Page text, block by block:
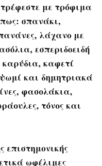
με τρόφιμα
σπανάκι,
λάχανο με
εσπεριδοειδή
καρύδια, καφετί
και δημητριακά
φασολάκια,
τόνος και
επιστημονικής
ωφέλιμες